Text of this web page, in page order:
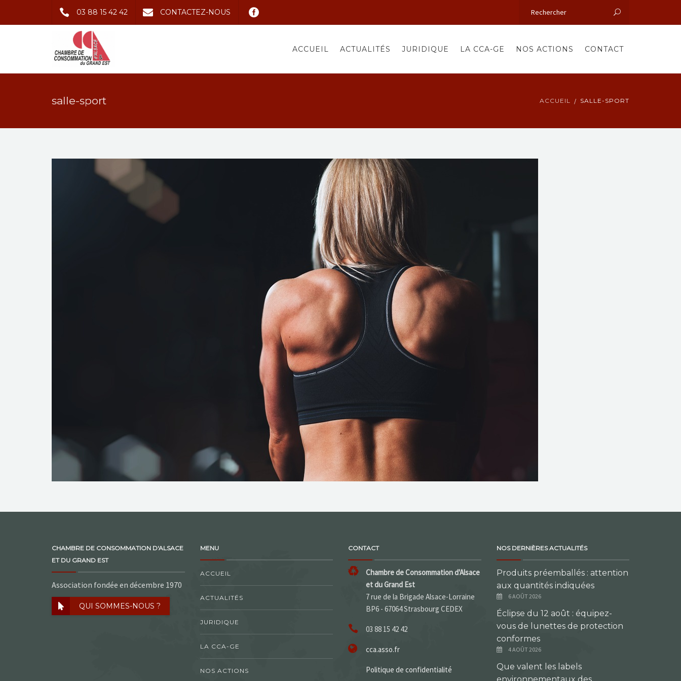
03 88 15 42 42 CONTACTEZ-NOUS
ACCUEIL ACTUALITÉS JURIDIQUE LA CCA-GE NOS ACTIONS CONTACT
salle-sport ACCUEIL SALLE-SPORT
CHAMBRE DE CONSOMMATION D'ALSACE
ET DU GRAND EST
Association fondée en décembre 1970
QUI SOMMES-NOUS ?
MENU
ACCUEIL
ACTUALITÉS
JURIDIQUE
LA CCA-GE
NOS ACTIONS
CONTACT
Chambre de Consommation d'Alsace
et du Grand Est
7 rue de la Brigade Alsace-Lorraine
BP6 - 67064 Strasbourg CEDEX
03 88 15 42 42
cca.asso.fr
Politique de confidentialité
NOS DERNIÈRES ACTUALITÉS
Produits préemballés : attention
aux quantités indiquées
6 AOÛT 2026
Éclipse du 12 août : équipez-
vous de lunettes de protection
conformes
4 AOÛT 2026
Que valent les labels